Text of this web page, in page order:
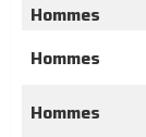
Hommes
Hommes
Hommes